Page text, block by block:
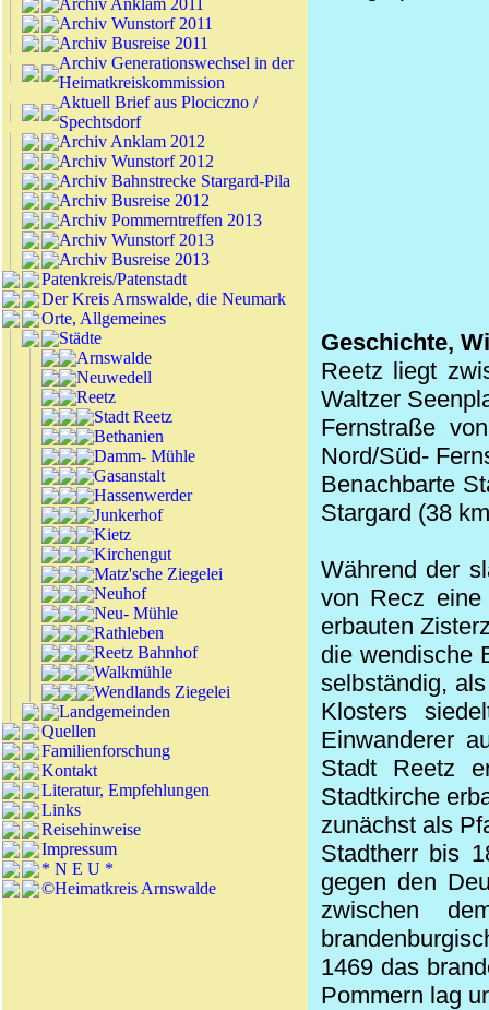
Archiv Anklam 2011
Archiv Wunstorf 2011
Archiv Busreise 2011
Archiv Generationswechsel in der
Heimatkreiskommission
Aktuell Brief aus Plociczno /
Spechtsdorf
Archiv Anklam 2012
Archiv Wunstorf 2012
Archiv Bahnstrecke Stargard-Pila
Archiv Busreise 2012
Archiv Pommerntreffen 2013
Archiv Wunstorf 2013
Archiv Busreise 2013
Patenkreis/Patenstadt
Der Kreis Arnswalde, die Neumark
Orte, Allgemeines
Städte
Arnswalde
Neuwedell
Reetz
Stadt Reetz
Bethanien
Damm- Mühle
Gasanstalt
Hassenwerder
Junkerhof
Kietz
Kirchengut
Matz'sche Ziegelei
Neuhof
Neu- Mühle
Rathleben
Reetz Bahnhof
Walkmühle
Wendlands Ziegelei
Landgemeinden
Quellen
Familienforschung
Kontakt
Literatur, Empfehlungen
Links
Reisehinweise
Impressum
* N E U *
©Heimatkreis Arnswalde
Geschichte,
Reetz liegt
Waltzer
Fernstraße
Nord/Süd-
Benachbarte
Stargard (38
Während der
von Recz eine
erbauten
die wendische
selbständig,
Klosters
Einwanderer
Stadt Reetz
Stadtkirche
zunächst als
Stadtherr bis
gegen den
zwischen
1469 das
Pommern lag